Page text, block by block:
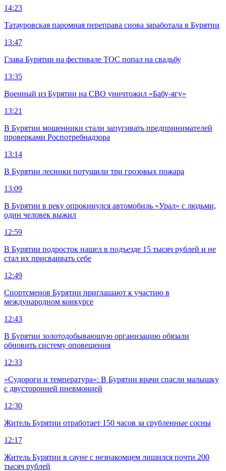
14:23
Татауровская паромная переправа снова заработала в Бурятии
13:47
Глава Бурятии на фестивале ТОС попал на свадьбу
13:35
Военный из Бурятии на СВО уничтожил «Бабу-ягу»
13:21
В Бурятии мошенники стали запугивать предпринимателей
проверками Роспотребнадзора
13:14
В Бурятии лесники потушили три грозовых пожара
13:09
В Бурятии в реку опрокинулся автомобиль «Урал» с людьми,
один человек выжил
12:59
В Бурятии подросток нашел в подъезде 15 тысяч рублей и не
стал их присваивать себе
12:49
Спортсменов Бурятии приглашают к участию в
международном конкурсе
12:43
В Бурятии золотодобывающую организацию обязали
обновить систему оповещения
12:33
«Судороги и температура»: В Бурятии врачи спасли малышку
с двусторонней пневмонией
12:30
Житель Бурятии отработает 150 часов за срубленные сосны
12:17
Житель Бурятии в сауне с незнакомцем лишился почти 200
тысяч рублей